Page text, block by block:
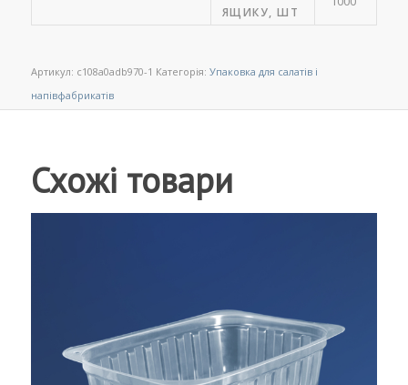
ЯЩИКУ, ШТ
Артикул: c108a0adb970-1 Категорія: Упаковка для салатів і
напівфабрикатів
Схожі товари